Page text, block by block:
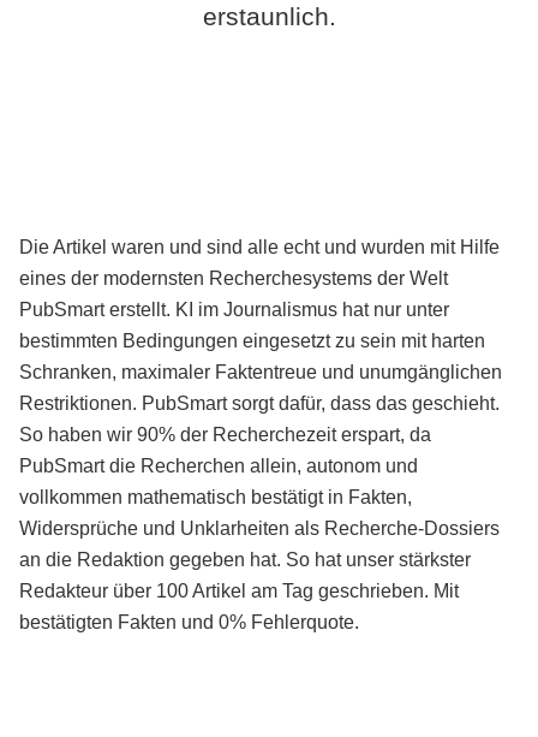
erstaunlich.
Die Artikel waren und sind alle echt und wurden mit Hilfe
eines der modernsten Recherchesystems der Welt
PubSmart erstellt. KI im Journalismus hat nur unter
bestimmten Bedingungen eingesetzt zu sein mit harten
Schranken, maximaler Faktentreue und unumgänglichen
Restriktionen. PubSmart sorgt dafür, dass das geschieht.
So haben wir 90% der Recherchezeit erspart, da
PubSmart die Recherchen allein, autonom und
vollkommen mathematisch bestätigt in Fakten,
Widersprüche und Unklarheiten als Recherche-Dossiers
an die Redaktion gegeben hat. So hat unser stärkster
Redakteur über 100 Artikel am Tag geschrieben. Mit
bestätigten Fakten und 0% Fehlerquote.